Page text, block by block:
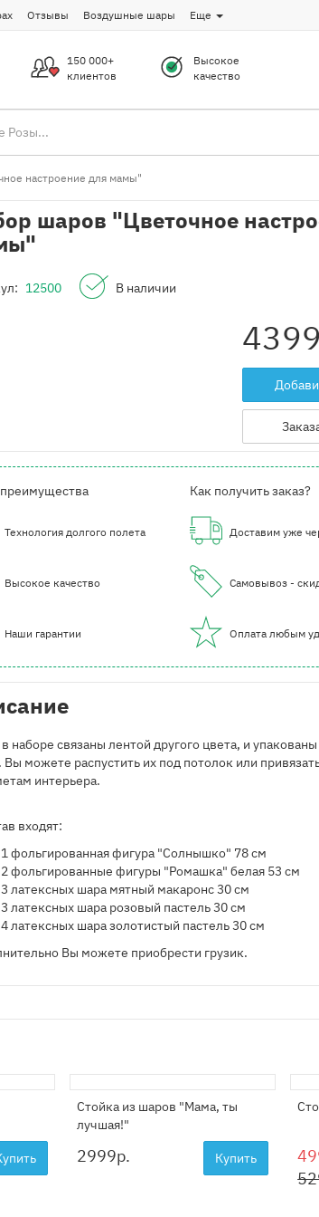
Отзывы Воздушные шары Еще
150 000+
клиентов
Высокое
качество
настроение для мамы"
шаров "Цветочное
12500 В наличии
4399
Технология долгого полета
Высокое качество
Наши гарантии
Как получить заказ?
Доставим уже
Самовывоз -
Оплата любым
наборе связаны лентой другого цвета, и
Вы можете распустить их под потолок или
интерьера.
входят:
​1 фольгированная фигура "Солнышко" 78 см
2 фольгированные фигуры "Ромашка" белая 53 см
3 латексных шара мятный макаронс 30 см
3 латексных шара розовый пастель 30 см
4 латексных шара золотистый пастель 30 см
Вы можете приобрести грузик.
Стойка из шаров "Мама, ты
лучшая!"
2999р. Купить